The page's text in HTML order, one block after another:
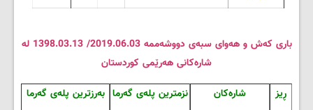
باری که‌ش و هه‌وای سبه‌ی دووشه‌ممه‌ 2019.06.03/ 1398.03.13 له‌
شاره‌کانی هه‌رێمی کوردستان
ڕیز
شاره‌کان نزمترین پله‌ی گه‌رما به‌رزترین پله‌ی گه‌رما